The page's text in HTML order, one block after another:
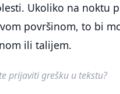
Ukoliko na noktu
površinom, to bi
ili talijem.
prijaviti grešku u tekstu?